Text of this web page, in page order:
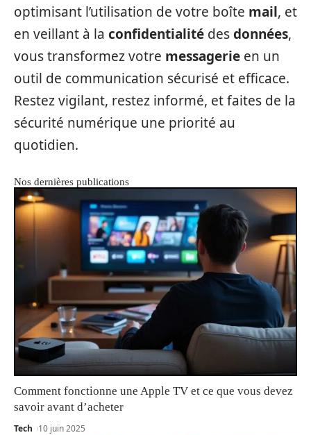
optimisant l’utilisation de votre boîte mail, et
en veillant à la confidentialité desdonnées,
vous transformez votre messagerie en un
outil de communication sécurisé et efficace.
Restez vigilant, restez informé, et faites de la
sécurité numérique une priorité au
quotidien.
Nos dernières publications
Comment fonctionne une Apple TV et ce que vous devez
savoir avant d’acheter
Tech 10 juin 2025